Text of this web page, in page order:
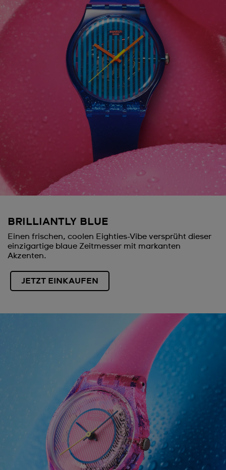
BRILLIANTLY BLUE
Einen frischen, coolen Eighties-Vibe versprüht dieser
einzigartige blaue Zeitmesser mit markanten
Akzenten.
JETZT EINKAUFEN